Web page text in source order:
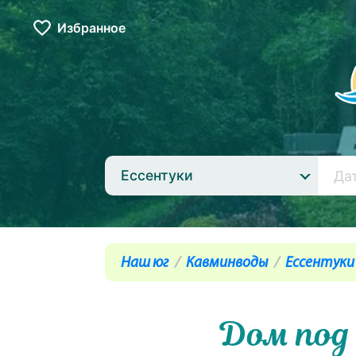
Избранное
Ессентуки
Наш юг Кавминводы Ессентуки
Дом